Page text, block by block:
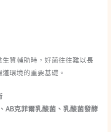
質輔助時，好菌往往難以長
環境的重要基礎。
AB克菲爾乳酸菌、乳酸菌發酵